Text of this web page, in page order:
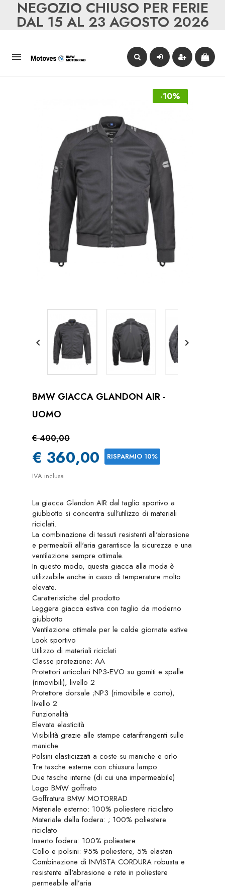
NEGOZIO CHIUSO PER FERIE
DAL 15 AL 23 AGOSTO 2026

-10%
 
BMW GIACCA GLANDON AIR -
UOMO
€ 400,00
€ 360,00 RISPARMIO 10%
IVA inclusa
La giacca Glandon AIR dal taglio sportivo a
giubbotto si concentra sull’utilizzo di materiali
riciclati.
La combinazione di tessuti resistenti all'abrasione
e permeabili all'aria garantisce la sicurezza e una
ventilazione sempre ottimale.
In questo modo, questa giacca alla moda è
utilizzabile anche in caso di temperature molto
elevate.
Caratteristiche del prodotto
Leggera giacca estiva con taglio da moderno
giubbotto
Ventilazione ottimale per le calde giornate estive
Look sportivo
Utilizzo di materiali riciclati
Classe protezione: AA
Protettori articolari NP3-EVO su gomiti e spalle
(rimovibili), livello 2
Protettore dorsale ;NP3 (rimovibile e corto),
livello 2
Funzionalità
Elevata elasticità
Visibilità grazie alle stampe catarifrangenti sulle
maniche
Polsini elasticizzati a coste su maniche e orlo
Tre tasche esterne con chiusura lampo
Due tasche interne (di cui una impermeabile)
Logo BMW goffrato
Goffratura BMW MOTORRAD
Materiale esterno: 100% poliestere riciclato
Materiale della fodera: ; 100% poliestere
riciclato
Inserto fodera: 100% poliestere
Collo e polsini: 95% poliestere, 5% elastan
Combinazione di INVISTA CORDURA robusta e
resistente all'abrasione e rete in poliestere
permeabile all’aria